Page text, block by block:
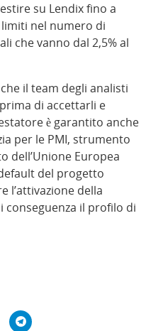
su Lendix fino a
nel numero di
che vanno dal 2,5% al
il team degli analisti
di accettarli e
è garantito anche
per le PMI, strumento
dell’Unione Europea
del progetto
l’attivazione della
conseguenza il profilo di
F
a